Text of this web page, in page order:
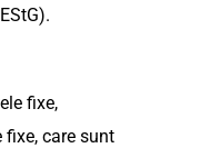
fixe,
fixe, care sunt